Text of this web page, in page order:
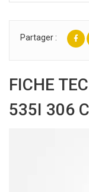
Partager :
FICHE
535I 306